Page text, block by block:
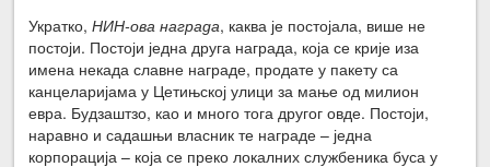
Укратко,НИН-ова награда, каква је постојала, више не
постоји. Постоји једна друга награда, која се крије иза
имена некада славне награде, продате у пакету са
канцеларијама у Цетињској улици за мање од милион
евра. Будзаштзо, као и много тога другог овде. Постоји,
наравно и садашњи власник те награде – једна
корпорација – која се преко локалних службеника буса у